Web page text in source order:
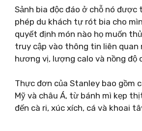
Sảnh bia độc đáo ở chỗ nó được
phép du khách tự rót bia cho
quyết định món nào họ muốn
truy cập vào thông tin liên quan
hương vị, lượng calo và nồng độ
Thực đơn của Stanley bao gồm
Mỹ và châu Á, từ bánh mì kẹp
đến cà ri, xúc xích, cá và khoai